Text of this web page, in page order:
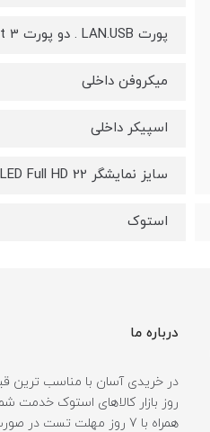
پورت LAN.USB . دو پورت Thunderbolt 3
میکروفن داخلی
اسپیکر داخلی
سایز نمایشگر LED Full HD 22
استوک
درباره ما
در خریدی آسان با مناسب ترین
روز بازار کالاهای استوک خدمت
همراه با 7 روز مهلت تست در